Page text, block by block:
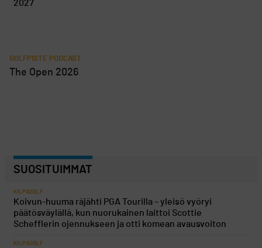
2027
GOLFPISTE PODCAST
The Open 2026
SUOSITUIMMAT
KILPAGOLF
Koivun-huuma räjähti PGA Tourilla – yleisö vyöryi
päätösväylällä, kun nuorukainen laittoi Scottie
Schefflerin ojennukseen ja otti komean avausvoiton
KILPAGOLF